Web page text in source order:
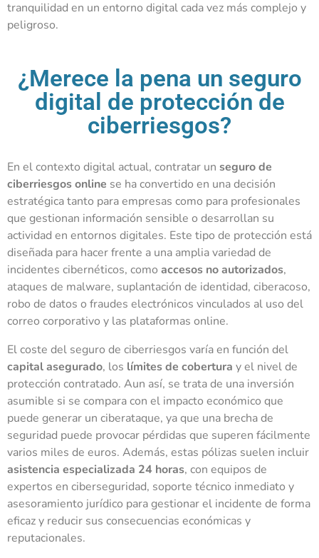
tranquilidad en un entorno digital cada vez más complejo y
peligroso.
¿Merece la pena un seguro
digital de protección de
ciberriesgos?
En el contexto digital actual, contratar un seguro de
ciberriesgos online se ha convertido en una decisión
estratégica tanto para empresas como para profesionales
que gestionan información sensible o desarrollan su
actividad en entornos digitales. Este tipo de protección está
diseñada para hacer frente a una amplia variedad de
incidentes cibernéticos, como accesos no autorizados,
ataques de malware, suplantación de identidad, ciberacoso,
robo de datos o fraudes electrónicos vinculados al uso del
correo corporativo y las plataformas online.
El coste del seguro de ciberriesgos varía en función del
capital asegurado, los límites de cobertura y el nivel de
protección contratado. Aun así, se trata de una inversión
asumible si se compara con el impacto económico que
puede generar un ciberataque, ya que una brecha de
seguridad puede provocar pérdidas que superen fácilmente
varios miles de euros. Además, estas pólizas suelen incluir
asistencia especializada 24 horas, con equipos de
expertos en ciberseguridad, soporte técnico inmediato y
asesoramiento jurídico para gestionar el incidente de forma
eficaz y reducir sus consecuencias económicas y
reputacionales.